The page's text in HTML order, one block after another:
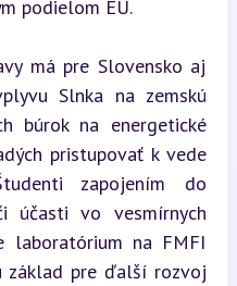
podielom EÚ.
má pre Slovensko aj
Slnka na zemskú
búrok na energetické
pristupovať k vede
zapojením do
účasti vo vesmírnych
laboratórium na FMFI
základ pre ďalší rozvoj